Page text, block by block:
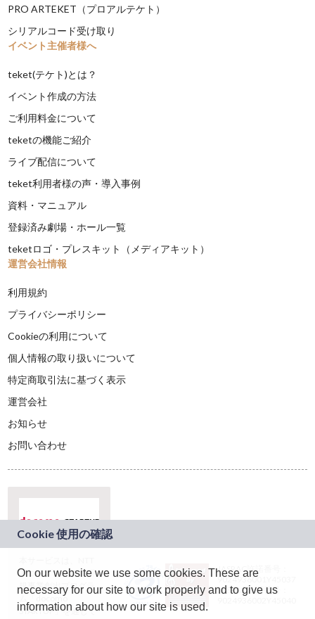
On our website we use some cookies. These are
necessary for our site to work properly and to give us
information about how our site is used.
PRO ARTEKET（プロアルテケト）
シリアルコード受け取り
イベント主催者様へ
teket(テケト)とは？
イベント作成の方法
ご利用料金について
teketの機能ご紹介
ライブ配信について
teket利用者様の声・導入事例
資料・マニュアル
登録済み劇場・ホール一覧
teketロゴ・プレスキット（メディアキット）
運営会社情報
利用規約
プライバシーポリシー
Cookieの利用について
個人情報の取り扱いについて
特定商取引法に基づく表示
運営会社
お知らせ
お問い合わせ
ドコモグループの新
規事業創出プログラ
ム「docomo
STARTUP」を通じて
JASRAC許諾番号：
9024936001Y45037
JASRAC許諾番号：